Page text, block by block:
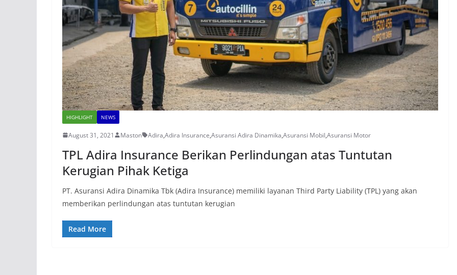
HIGHLIGHT NEWS
August 31, 2021 Maston Adira,Adira Insurance,Asuransi Adira Dinamika,Asuransi Mobil,Asuransi Motor
TPL Adira Insurance Berikan Perlindungan atas Tuntutan
Kerugian Pihak Ketiga
PT. Asuransi Adira Dinamika Tbk (Adira Insurance) memiliki layanan Third Party Liability (TPL) yang akan
memberikan perlindungan atas tuntutan kerugian
Read More